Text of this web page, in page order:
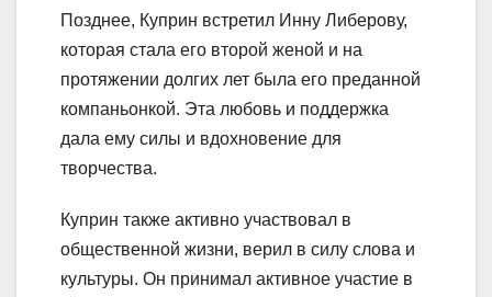
Позднее, Куприн встретил Инну Либерову,
которая стала его второй женой и на
протяжении долгих лет была его преданной
компаньонкой. Эта любовь и поддержка
дала ему силы и вдохновение для
творчества.
Куприн также активно участвовал в
общественной жизни, верил в силу слова и
культуры. Он принимал активное участие в